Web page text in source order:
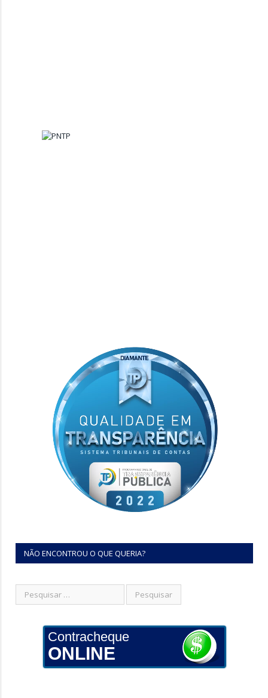
NÃO ENCONTROU O QUE QUERIA?
Contracheque
ONLINE